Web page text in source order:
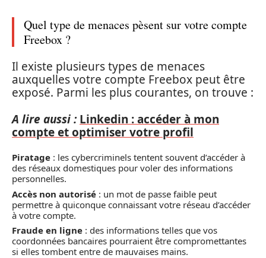
Quel type de menaces pèsent sur votre compte
Freebox ?
Il existe plusieurs types de menaces
auxquelles votre compte Freebox peut être
exposé. Parmi les plus courantes, on trouve :
A lire aussi : Linkedin : accéder à mon
compte et optimiser votre profil
Piratage : les cybercriminels tentent souvent d’accéder à
des réseaux domestiques pour voler des informations
personnelles.
Accès non autorisé : un mot de passe faible peut
permettre à quiconque connaissant votre réseau d’accéder
à votre compte.
Fraude en ligne : des informations telles que vos
coordonnées bancaires pourraient être compromettantes
si elles tombent entre de mauvaises mains.